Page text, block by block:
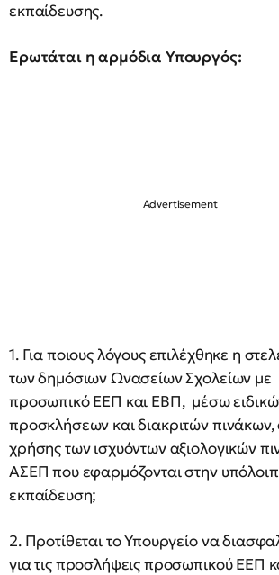
εκπαίδευσης.
Ερωτάται η αρμόδια Υπουργός:
1. Για ποιους λόγους επιλέχθηκε η
των δημόσιων Ωνασείων Σχολείων με
προσωπικό ΕΕΠ και ΕΒΠ, μέσω
προσκλήσεων και διακριτών πινάκων,
χρήσης των ισχυόντων αξιολογικών
ΑΣΕΠ που εφαρμόζονται στην
εκπαίδευση;
2. Προτίθεται το Υπουργείο να
για τις προσλήψεις προσωπικού ΕΕΠ